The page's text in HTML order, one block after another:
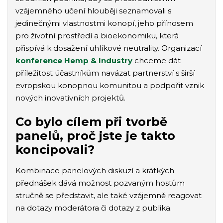
vzájemného učení hlouběji seznamovali s
jedinečnými vlastnostmi konopí, jeho přínosem
pro životní prostředí a bioekonomiku, která
přispívá k dosažení uhlíkové neutrality. Organizací
konference Hemp & Industry chceme dát
příležitost účastníkům navázat partnerství s širší
evropskou konopnou komunitou a podpořit vznik
nových inovativních projektů.
Co bylo cílem při tvorbě
panelů, proč jste je takto
koncipovali?
Kombinace panelových diskuzí a krátkých
přednášek dává možnost pozvaným hostům
stručně se představit, ale také vzájemně reagovat
na dotazy moderátora či dotazy z publika.